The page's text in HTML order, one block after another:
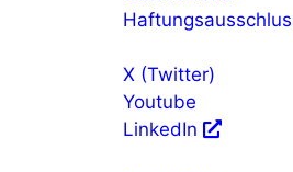
X (Twitter)
Youtube
LinkedIn